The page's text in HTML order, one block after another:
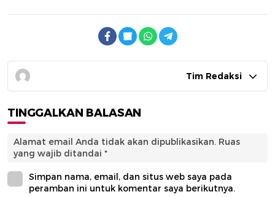
Tim Redaksi
TINGGALKAN BALASAN
Alamat email Anda tidak akan dipublikasikan. Ruas
yang wajib ditandai *
Simpan nama, email, dan situs web saya pada
peramban ini untuk komentar saya berikutnya.